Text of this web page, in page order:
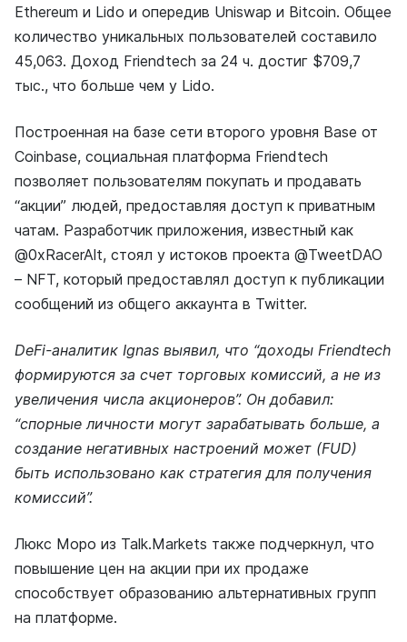
Ethereum и Lido и опередив Uniswap и Bitcoin. Общее
количество уникальных пользователей соcтавило
45,063. Доход Friendtech за 24 ч. достиг $709,7
тыс., что больше чем у Lido.
Построенная на базе сети второго уровня Base от
Coinbase, социальная платформа Friendtech
позволяет пользователям покупать и продавать
“акции” людей, предоставляя доступ к приватным
чатам. Разработчик приложения, известный как
@0xRаcеrAlt, стоял у истоков проекта @TweetDАО
– NFT, который предоставлял доступ к публикации
сообщений из общего аккаунта в Twitter.
DeFi-аналитик Ignas выявил, что “доходы Friendtech
формируются за счет торговых комиссий, а не из
увеличения числа акционеров”. Он добавил:
“спорные личности могут зарабатывать больше, а
создание негативных настроений может (FUD)
быть использовано как стратегия для получения
комиссий”.
Люкс Моро из Talk.Markets также подчеркнул, что
повышение цен на акции при их продаже
способствует образованию альтернативных групп
на платформе.